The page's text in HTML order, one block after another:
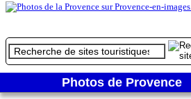
Photos de Provence